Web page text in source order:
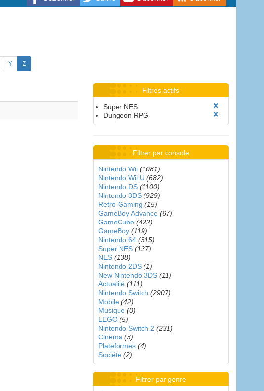
Y Z
Filtres actifs
Super NES
Dungeon RPG
Filtrer par console
Nintendo Wii (1081)
Nintendo Wii U (682)
Nintendo DS (1100)
Nintendo 3DS (929)
Retro-Gaming (15)
GameBoy Advance (67)
GameCube (422)
GameBoy (119)
Nintendo 64 (315)
Super NES (137)
NES (138)
Nintendo 2DS (1)
New Nintendo 3DS (11)
Actualité (111)
Nintendo Switch (2907)
Mobile (42)
Musique (0)
LEGO (5)
Nintendo Switch 2 (231)
Cinéma (3)
Plateformes (4)
Société (2)
Filtrer par genre